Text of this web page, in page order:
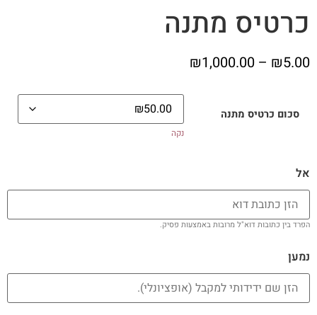
כרטיס מתנה
₪5.00
–
₪1,000.00
סכום כרטיס מתנה
נקה
אל
הפרד בין כתובות דוא"ל מרובות באמצעות פסיק.
נמען